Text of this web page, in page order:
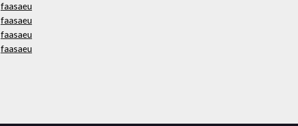
faasaeu
faasaeu
faasaeu
faasaeu